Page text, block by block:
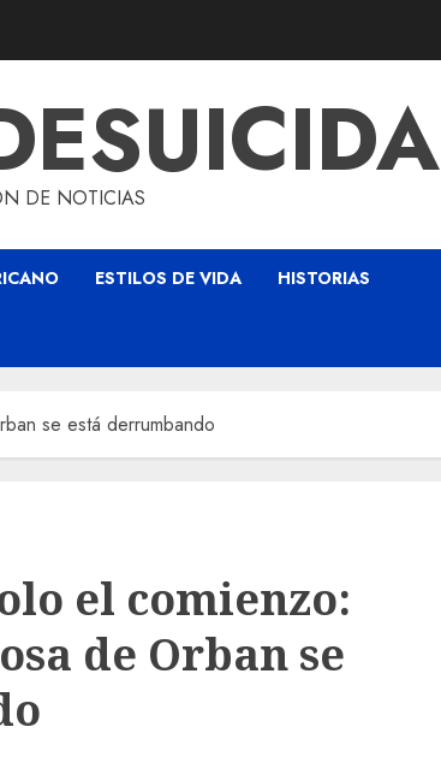
DE NOTICIAS
ESTILOS DE VIDA HISTORIAS
se está derrumbando
el comienzo:
de Orban se